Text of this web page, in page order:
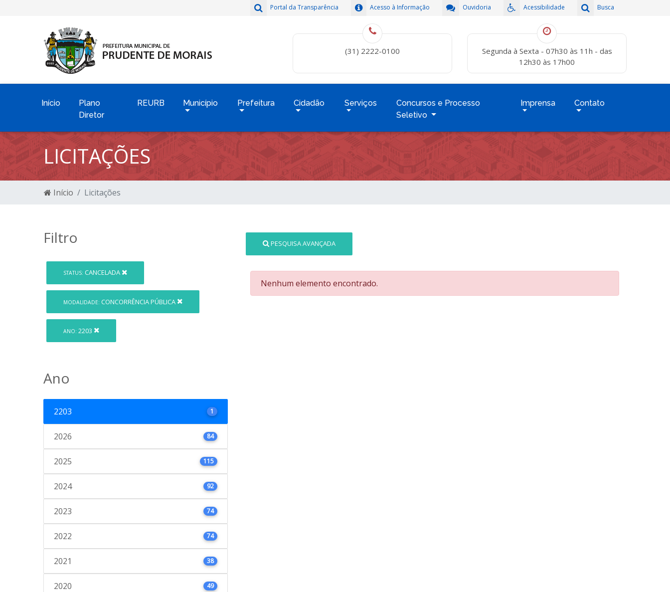
Busca
Acessibilidade
Ouvidoria
Acesso à Informação
Portal da Transparência
(31) 2222-0100
Segunda à Sexta - 07h30 às 11h - das
12h30 às 17h00
Início
Plano
Diretor
REURB Município Prefeitura Cidadão Serviços
Concursos e Processo
Seletivo
Imprensa Contato
LICITAÇÕES
Início Licitações
Filtro
STATUS: CANCELADA
MODALIDADE: CONCORRÊNCIA PÚBLICA
ANO: 2203
Ano
2203 1
2026 84
2025 115
2024 92
2023 74
2022 74
2021 38
2020 49
PESQUISA AVANÇADA
Nenhum elemento encontrado.